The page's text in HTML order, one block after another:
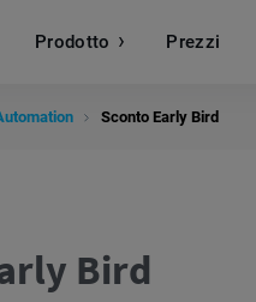
Prodotto Prezzi
Sconto Early Bird
Bird